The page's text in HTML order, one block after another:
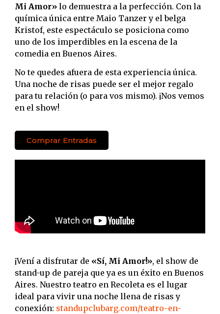
Mi Amor» lo demuestra a la perfección. Con la
química única entre Maio Tanzer y el belga
Kristof, este espectáculo se posiciona como
uno de los imperdibles en la escena de la
comedia en Buenos Aires.
No te quedes afuera de esta experiencia única.
Una noche de risas puede ser el mejor regalo
para tu relación (o para vos mismo). ¡Nos vemos
en el show!
Comprar Entradas
¡Vení a disfrutar de «Sí, Mi Amor!», el show de
stand-up de pareja que ya es un éxito en Buenos
Aires. Nuestro teatro en Recoleta es el lugar
ideal para vivir una noche llena de risas y
conexión: standupclubarg.com/teatro-en-